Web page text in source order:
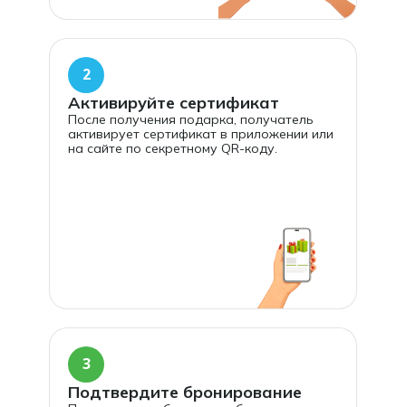
2
Активируйте сертификат
После получения подарка, получатель
активирует сертификат в приложении или
на сайте по секретному QR-коду.
3
Подтвердите бронирование